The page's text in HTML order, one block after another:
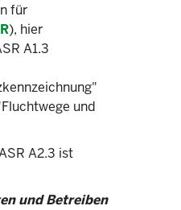
für
), hier
A1.3
und
A2.3 ist
und Betreiben